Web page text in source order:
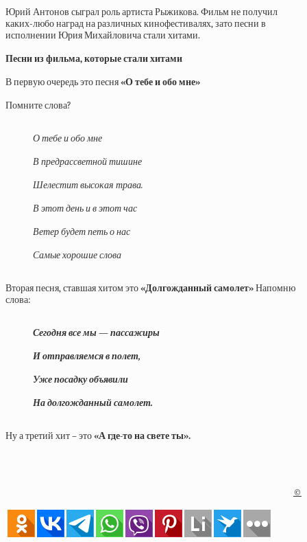
Юрий Антонов сыграл роль артиста Рыжикова. Фильм не получил
каких-любо наград на различных кинофестивалях, зато песни в
исполнении Юрия Михайловича стали хитами.
Песни из фильма, которые стали хитами
В первую очередь это песня«О тебе и обо мне»
Помните слова?
О тебе и обо мне
В предрассветной тишине
Шелестит высокая трава.
В этот день и в этот час
Ветер будет петь о нас
Самые хорошие слова
Вторая песня, ставшая хитом это«Долгожданный самолет»Напомню
слова:
Сегодня все мы — пассажиры
И отправляемся в полет,
Уже посадку объявили
На долгожданный самолет.
Ну а третий хит – это«А где-то на свете ты».
©